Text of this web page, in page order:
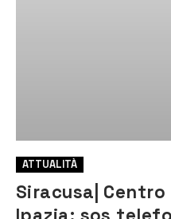
ATTUALITÀ
Siracusa|